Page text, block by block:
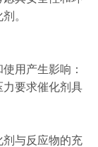
。
用产生影响：
要求催化剂具
与反应物的充